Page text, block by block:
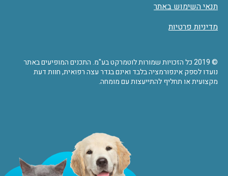
תנאי השימוש באתר
מדיניות פרטיות
© 2019 כל הזכויות שמורות לוטמרקט בע"מ. התכנים המופיעים באתר
נועדו לספק אינפורמציה בלבד ואינם בגדר עצה רפואית, חוות דעת
מקצועית או תחליף להתייעצות עם מומחה.